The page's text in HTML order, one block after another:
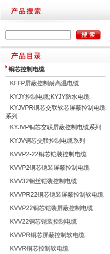
铜芯控制电缆
KFFP屏蔽控制耐高温电缆
KYJY控制电缆;KYJY防水电缆
KYJVPR铜芯交联软芯屏蔽控制电缆
系列
KYJVP铜芯交联屏蔽控制电缆系列
KYJV铜芯交联控制电缆系列
KVVP2-22铜芯铠装控制电缆
KVVP2铜芯铠装屏蔽控制电缆
KVV32钢丝铠装控制电缆
KVVPR22铜芯铠装屏蔽控制软电缆
KVVP22铜芯铠装屏蔽控制电缆
KVV22铜芯铠装控制电缆
KVVPR铜芯屏蔽控制软电缆
KVVR铜芯控制软电缆